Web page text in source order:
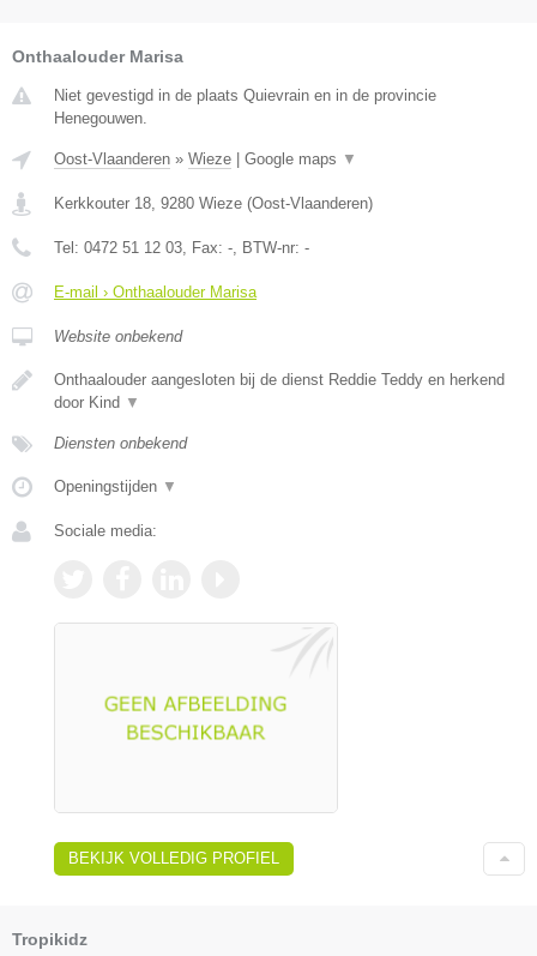
Onthaalouder Marisa
Niet gevestigd in de plaats Quievrain en in de provincie
Henegouwen.
Oost-Vlaanderen » Wieze Google maps ▼
Kerkkouter 18, 9280 Wieze (Oost-Vlaanderen)
Tel: 0472 51 12 03, Fax: -, BTW-nr: -
E-mail › Onthaalouder Marisa
Website onbekend
Onthaalouder aangesloten bij de dienst Reddie Teddy en herkend
door Kind ▼
Diensten onbekend
Openingstijden ▼
Sociale media:
BEKIJK VOLLEDIG PROFIEL
Tropikidz